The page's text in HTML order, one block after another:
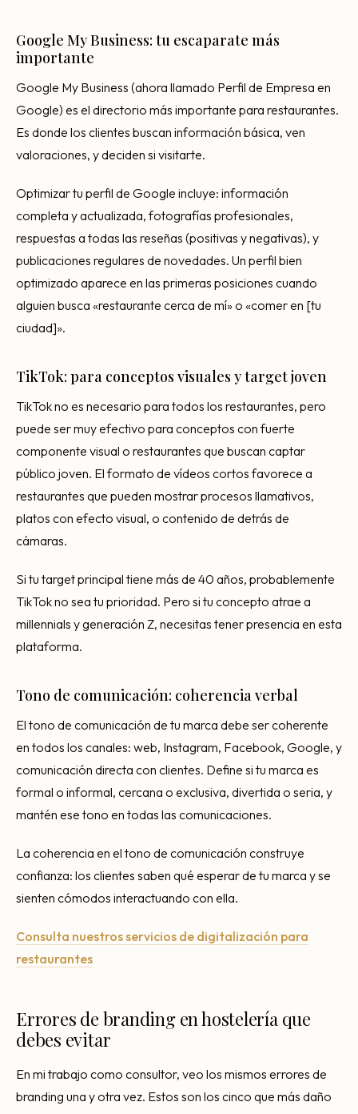
Google My Business: tu escaparate más
importante
Google My Business (ahora llamado Perfil de Empresa en
Google) es el directorio más importante para restaurantes.
Es donde los clientes buscan información básica, ven
valoraciones, y deciden si visitarte.
Optimizar tu perfil de Google incluye: información
completa y actualizada, fotografías profesionales,
respuestas a todas las reseñas (positivas y negativas), y
publicaciones regulares de novedades. Un perfil bien
optimizado aparece en las primeras posiciones cuando
alguien busca «restaurante cerca de mí» o «comer en [tu
ciudad]».
TikTok: para conceptos visuales y target joven
TikTok no es necesario para todos los restaurantes, pero
puede ser muy efectivo para conceptos con fuerte
componente visual o restaurantes que buscan captar
público joven. El formato de vídeos cortos favorece a
restaurantes que pueden mostrar procesos llamativos,
platos con efecto visual, o contenido de detrás de
cámaras.
Si tu target principal tiene más de 40 años, probablemente
TikTok no sea tu prioridad. Pero si tu concepto atrae a
millennials y generación Z, necesitas tener presencia en esta
plataforma.
Tono de comunicación: coherencia verbal
El tono de comunicación de tu marca debe ser coherente
en todos los canales: web, Instagram, Facebook, Google, y
comunicación directa con clientes. Define si tu marca es
formal o informal, cercana o exclusiva, divertida o seria, y
mantén ese tono en todas las comunicaciones.
La coherencia en el tono de comunicación construye
confianza: los clientes saben qué esperar de tu marca y se
sienten cómodos interactuando con ella.
Consulta nuestros servicios de digitalización para
restaurantes
Errores de branding en hostelería que
debes evitar
En mi trabajo como consultor, veo los mismos errores de
branding una y otra vez. Estos son los cinco que más daño